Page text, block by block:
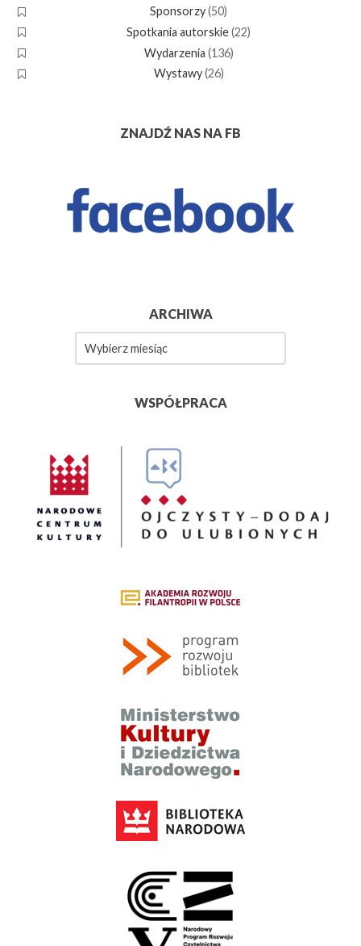
Sponsorzy(50)
Spotkania autorskie(22)
Wydarzenia (136)
Wystawy(26)
ZNAJDŹ NAS NA FB
ARCHIWA
WSPÓŁPRACA